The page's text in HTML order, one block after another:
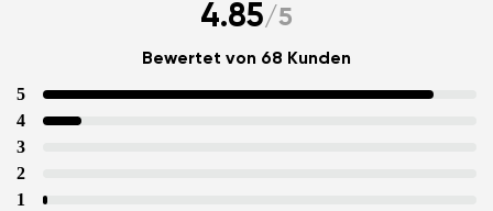
4.85/5
Bewertet von 68 Kunden
5
4
3
2
1